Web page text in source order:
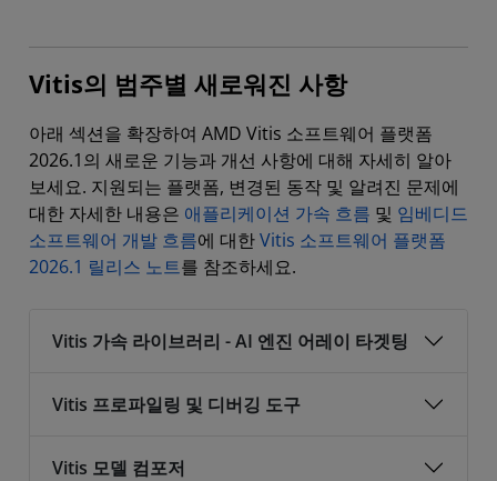
Vitis의 범주별 새로워진 사항
아래 섹션을 확장하여 AMD Vitis 소프트웨어 플랫폼
2026.1의 새로운 기능과 개선 사항에 대해 자세히 알아
보세요. 지원되는 플랫폼, 변경된 동작 및 알려진 문제에
대한 자세한 내용은 애플리케이션 가속 흐름 및 임베디드
소프트웨어 개발 흐름에 대한Vitis 소프트웨어 플랫폼
2026.1 릴리스 노트를 참조하세요.
Vitis 가속 라이브러리 - AI 엔진 어레이 타겟팅
Vitis 프로파일링 및 디버깅 도구
Vitis 모델 컴포저